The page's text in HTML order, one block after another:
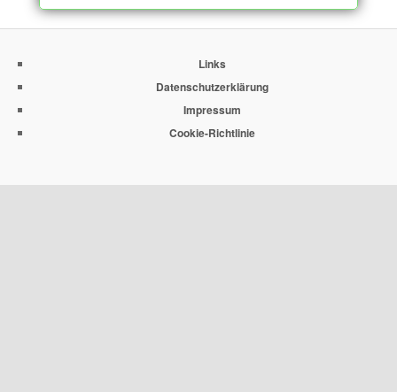
Links
Datenschutzerklärung
Impressum
Cookie-Richtlinie